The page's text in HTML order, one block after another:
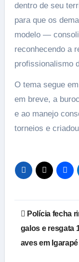
dentro de seu
para que os
modelo —
reconhecendo a
profissionalismo
O tema segue
em breve, a
e ao manejo
torneios e
de
Post
Polícia fecha
galos e resgata
aves em Igarapé